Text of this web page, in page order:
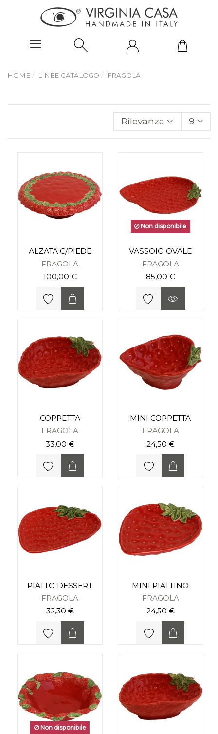
HOME LINEE CATALOGO FRAGOLA
Rilevanza 9
ALZATA C/PIEDE
FRAGOLA
100,00 €
Non disponibile
VASSOIO OVALE
FRAGOLA
85,00 €
COPPETTA
FRAGOLA
33,00 €
MINI COPPETTA
FRAGOLA
24,50 €
PIATTO DESSERT
FRAGOLA
32,30 €
MINI PIATTINO
FRAGOLA
24,50 €
Non disponibile